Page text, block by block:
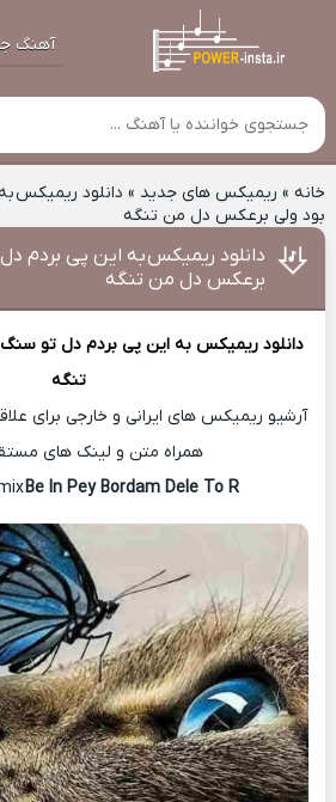
آهنگ
خانه» ریمیکس های جدید » دانلود ریمیکس
بود ولی برعکس دل من تنگه
دانلود ریمیکس به این پی بردم
برعکس دل من تنگه
دانلود ریمیکس به این پی بردم دل تو
تنگه
آرشیو ریمیکس های ایرانی و خارجی برای
همراه متن و لینک های
Be In Pey Bordam Dele To R